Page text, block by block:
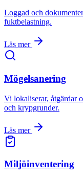
Loggad och
fuktbelastning.
Läs mer
Mögelsanering
Vi lokaliserar, åtgärdar
och krypgrunder.
Läs mer
Miljöinventering